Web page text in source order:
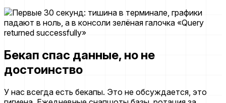
Бекап спас данные, но не
достоинство
У нас всегда есть бекапы. Это не обсуждается, это